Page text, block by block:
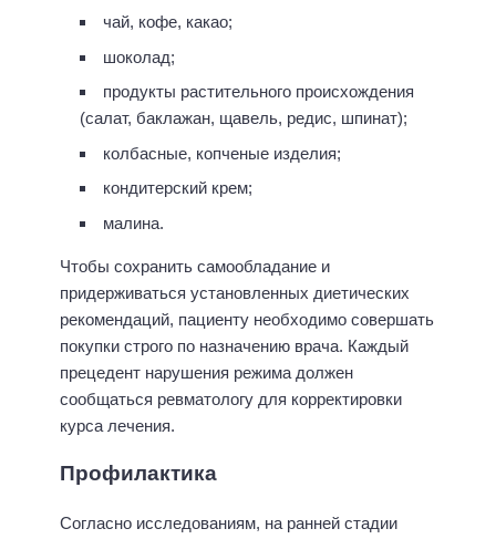
чай, кофе, какао;
шоколад;
продукты растительного происхождения
(салат, баклажан, щавель, редис, шпинат);
колбасные, копченые изделия;
кондитерский крем;
малина.
Чтобы сохранить самообладание и
придерживаться установленных диетических
рекомендаций, пациенту необходимо совершать
покупки строго по назначению врача. Каждый
прецедент нарушения режима должен
сообщаться ревматологу для корректировки
курса лечения.
Профилактика
Согласно исследованиям, на ранней стадии